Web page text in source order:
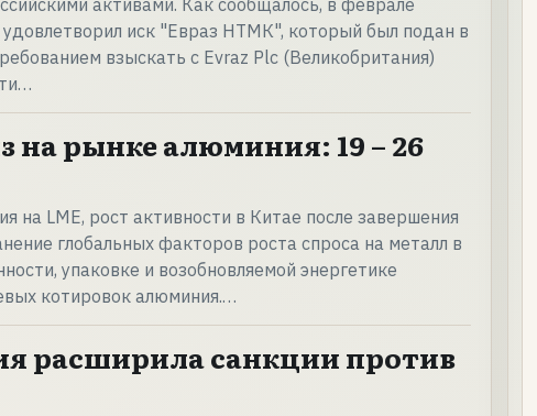
активами. Как сообщалось, в феврале
иск "Евраз НТМК", который был подан в
взыскать с Evraz Plc (Великобритания)
на рынке алюминия: 19 – 26
на LME, рост активности в Китае после завершения
глобальных факторов роста спроса на металл в
упаковке и возобновляемой энергетике
котировок алюминия.…
расширила санкции против